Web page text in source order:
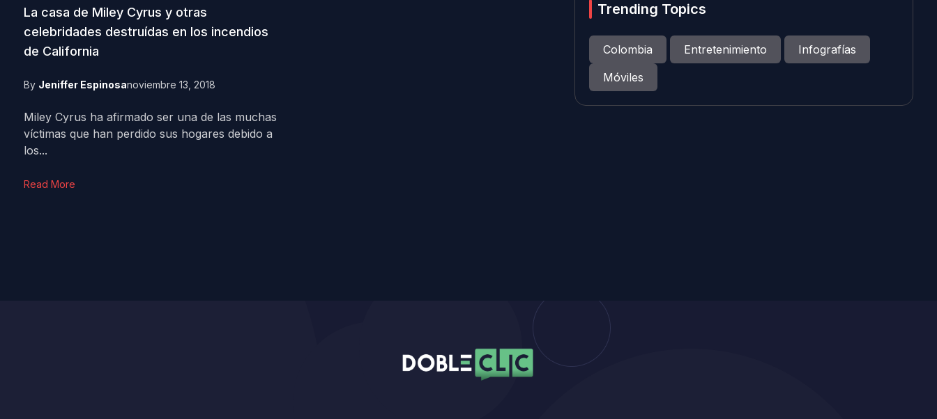
La casa de Miley Cyrus y otras
celebridades destruídas en los incendios
de California
By Jeniffer Espinosanoviembre 13, 2018
Miley Cyrus ha afirmado ser una de las muchas
víctimas que han perdido sus hogares debido a
los...
Read More
Trending Topics
Colombia Entretenimiento
Infografías
Móviles